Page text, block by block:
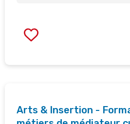
Arts & Insertion -